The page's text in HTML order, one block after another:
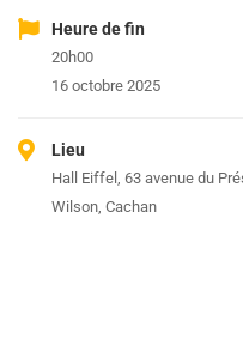
Heure de fin
20h00
16 octobre 2025
Lieu
Hall Eiffel, 63 avenue du
Wilson, Cachan